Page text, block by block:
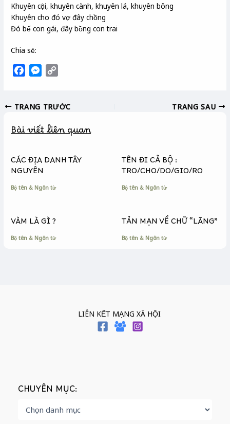
Khuyên cội, khuyên cành, khuyên lá, khuyên bông
Khuyên cho đó vợ đây chồng
Đó bế con gái, đây bồng con trai
Chia sẻ:
e
o
k
M
s
n
e
r
y
i
k
TRANG TRƯỚC TRANG SAU
Bài viết liên quan
CÁC ĐỊA DANH TÂY
NGUYÊN
Bộ tên & Ngôn từ
TÊN ĐI CẢ BỘ :
TRO/CHO/DO/GIO/RO
Bộ tên & Ngôn từ
VÀM LÀ GÌ ?
Bộ tên & Ngôn từ
TẢN MẠN VỀ CHỮ “LÃNG”
Bộ tên & Ngôn từ
LIÊN KẾT MẠNG XÃ HỘI
CHUYÊN MỤC: